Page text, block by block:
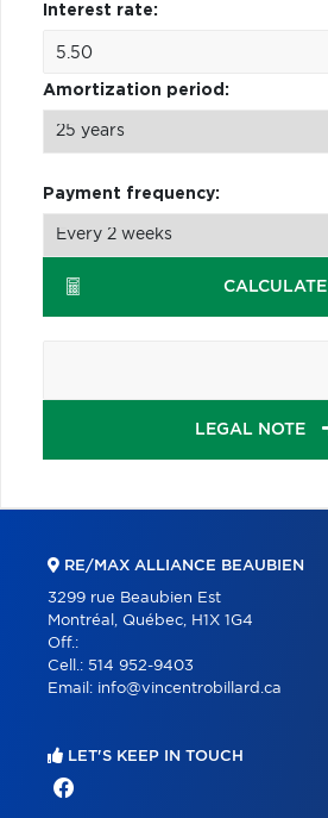
Interest rate:
Amortization period:
Payment frequency:
CALCULATE
LEGAL NOTE
RE/MAX ALLIANCE BEAUBIEN
3299 rue Beaubien Est
Montréal, Québec, H1X 1G4
Off.:
Cell.: 514 952-9403
Email: info@vincentrobillard.ca
LET'S KEEP IN TOUCH